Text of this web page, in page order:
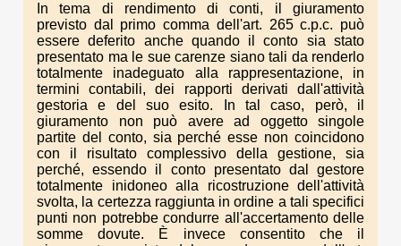
In tema di rendimento di conti, il giuramento
previsto dal primo comma dell'art. 265 c.p.c. può
essere deferito anche quando il conto sia stato
presentato ma le sue carenze siano tali da renderlo
totalmente inadeguato alla rappresentazione, in
termini contabili, dei rapporti derivati dall'attività
gestoria e del suo esito. In tal caso, però, il
giuramento non può avere ad oggetto singole
partite del conto, sia perché esse non coincidono
con il risultato complessivo della gestione, sia
perché, essendo il conto presentato dal gestore
totalmente inidoneo alla ricostruzione dell'attività
svolta, la certezza raggiunta in ordine a tali specifici
punti non potrebbe condurre all'accertamento delle
somme dovute. È invece consentito che il